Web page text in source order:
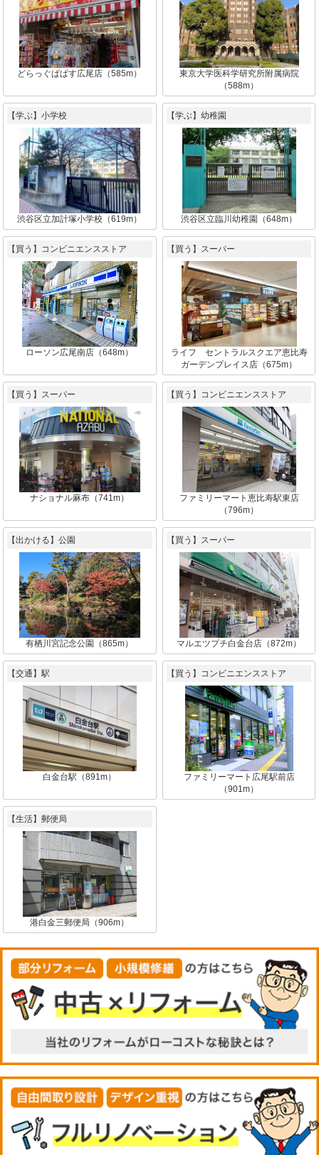
どらっぐぱぱす広尾店（585m）
東京大学医科学研究所附属病院
（588m）
【学ぶ】小学校
渋谷区立加計塚小学校（619m）
【学ぶ】幼稚園
渋谷区立臨川幼稚園（648m）
【買う】コンビニエンスストア
ローソン広尾南店（648m）
【買う】スーパー
ライフ セントラルスクエア恵比寿
ガーデンプレイス店（675m）
【買う】スーパー
ナショナル麻布（741m）
【買う】コンビニエンスストア
ファミリーマート恵比寿駅東店
（796m）
【出かける】公園
有栖川宮記念公園（865m）
【買う】スーパー
マルエツプチ白金台店（872m）
【交通】駅
白金台駅（891m）
【買う】コンビニエンスストア
ファミリーマート広尾駅前店
（901m）
【生活】郵便局
港白金三郵便局（906m）